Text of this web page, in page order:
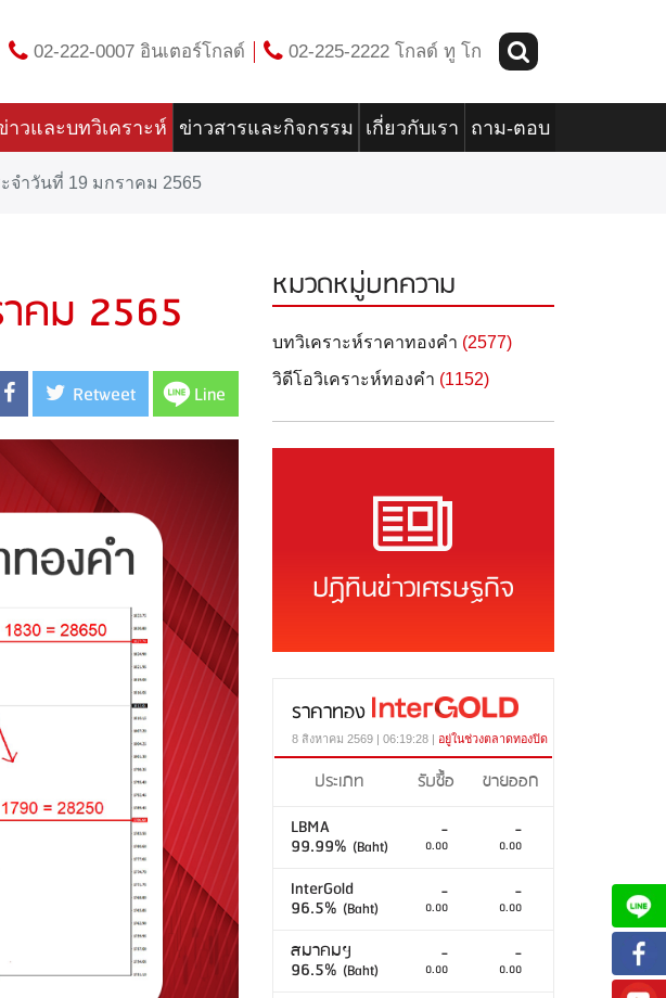
02-222-0007 อินเตอร์โกลด์ 02-225-2222 โกลด์ ทู โก
าวและบทวิเคราะห์ ข่าวสารและกิจกรรม เกี่ยวกับเรา ถาม-ตอบ
จำวันที่ 19 มกราคม 2565
าคม 2565
Retweet Line
หมวดหมู่บทความ
บทวิเคราะห์ราคาทองคำ (2577)
วิดีโอวิเคราะห์ทองคำ (1152)
ปฏิทินข่าวเศรษฐกิจ
ราคาทอง
8 สิงหาคม 2569 | 06:19:28 | อยู่ในช่วงตลาดทองปิด
ประเภท รับซื้อ
ขายออก
LBMA
99.99% (Baht)
-
0.00
-
0.00
InterGold
96.5% (Baht)
-
0.00
-
0.00
สมาคมฯ
96.5% (Baht)
-
0.00
-
0.00